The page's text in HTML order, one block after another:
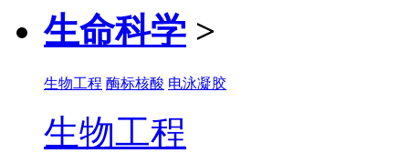
生命科学 >
生物工程 酶标核酸 电泳凝胶
生物工程